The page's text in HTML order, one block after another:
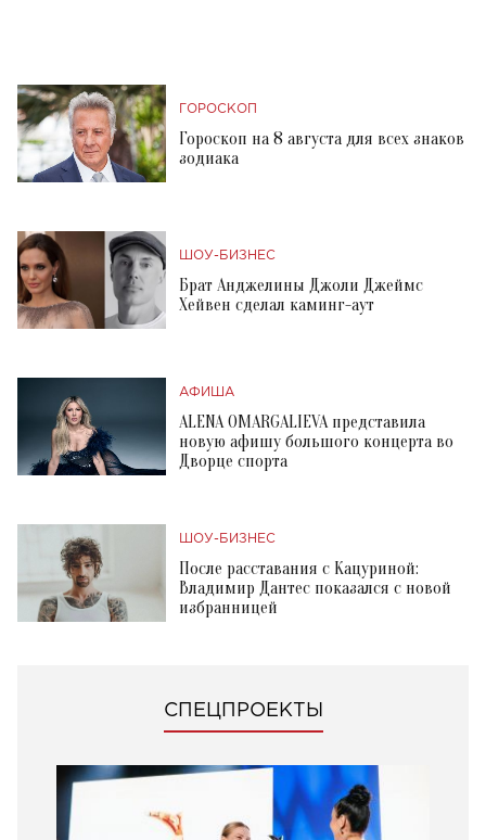
ГОРОСКОП
Гороскоп на 8 августа для всех знаков
зодиака
ШОУ-БИЗНЕС
Брат Анджелины Джоли Джеймс
Хейвен сделал каминг-аут
АФИША
ALENA OMARGALIEVA представила
новую афишу большого концерта во
Дворце спорта
ШОУ-БИЗНЕС
После расставания с Кацуриной:
Владимир Дантес показался с новой
избранницей
СПЕЦПРОЕКТЫ